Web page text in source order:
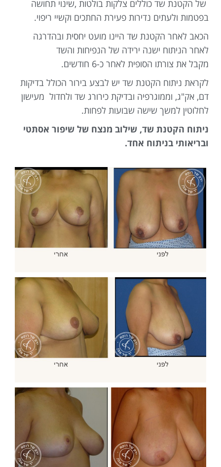
של הקטנת שד כוללים צלקות בולטות ,שינוי תחושה
בפטמות ולעתים נדירות פעירת החתכים וקשיי ריפוי.
הכאב לאחר הקטנת שד היינו מועט יחסית ובהדרגה
לאחר הניתוח ישנה ירידה של הנפיחות והשד
מקבל את צורתו הסופית לאחר כ-6 חודשים.
לקראת ניתוח הקטנת שד יש לבצע בירור הכולל בדיקות
דם, אק"ג, וממוגרפיה ובדיקת כירורג שד ולחדול מעישון
לחלוטין למשך שישה שבועות לפחות.
ניתוח הקטנת שד, שילוב מנצח של שיפור אסתטי
ובריאותי בניתוח אחד.